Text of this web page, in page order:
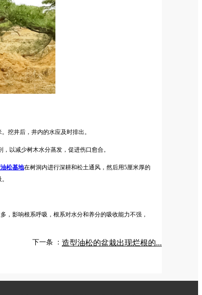
挖井后，井内的水应及时排出。
以减少树木水分蒸发，促进伤口愈合。
松基地在树洞内进行深耕和松土通风，然后用5厘米厚的
，影响根系呼吸，根系对水分和养分的吸收能力不强，
下一条 ： 造型油松的盆栽出现烂根的...